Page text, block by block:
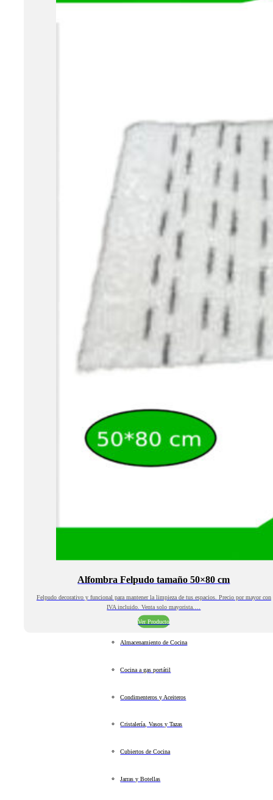
Alfombra Felpudo tamaño 50×80 cm
Felpudo decorativo y funcional para mantener la limpieza de tus espacios. Precio por mayor con
IVA incluido. Venta solo mayorista.…
Ver Producto
Almacenamiento de Cocina
Cocina a gas portátil
Condimenteros y Aceiteros
Cristalería, Vasos y Tazas
Cubiertos de Cocina
Jarras y Botellas